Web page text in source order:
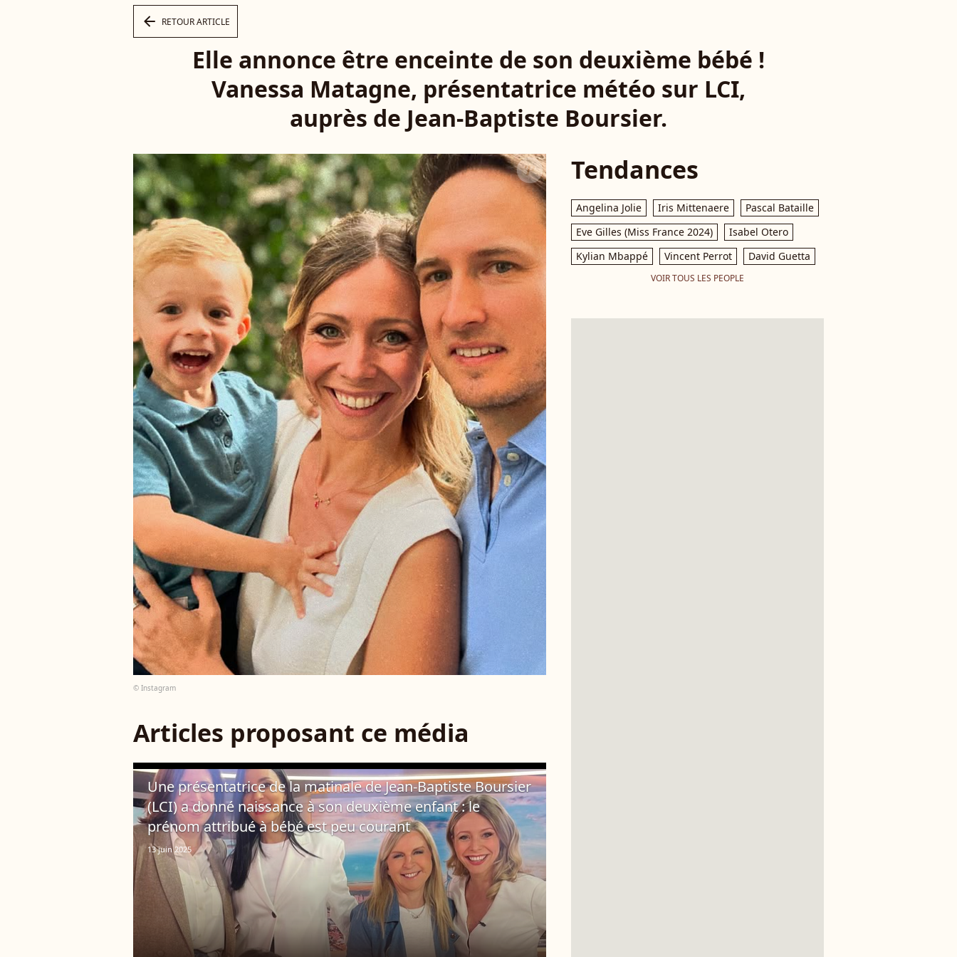
arrow_left RETOUR ARTICLE
Elle annonce être enceinte de son deuxième bébé !
Vanessa Matagne, présentatrice météo sur LCI,
auprès de Jean-Baptiste Boursier.
© Instagram
Articles proposant ce média
Une présentatrice de la matinale de Jean-Baptiste Boursier
(LCI) a donné naissance à son deuxième enfant : le
prénom attribué à bébé est peu courant
13 juin 2025
Tendances
Angelina Jolie Iris Mittenaere
Pascal Bataille
Eve Gilles (Miss France 2024)
Isabel Otero
Kylian Mbappé
Vincent Perrot David Guetta
VOIR TOUS LES PEOPLE